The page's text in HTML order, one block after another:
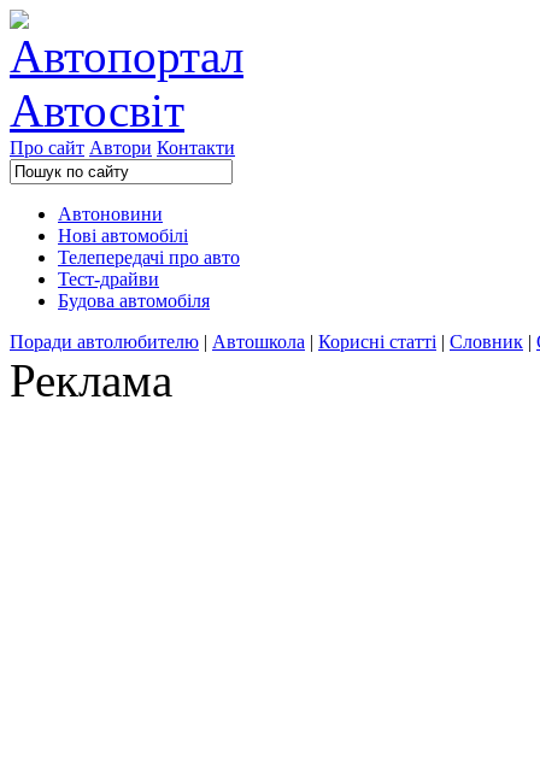
Про сайт Автори Контакти
Автоновини
Нові автомобілі
Телепередачі про авто
Тест-драйви
Будова автомобіля
Поради автолюбителю | Автошкола | Корисні статті | Словник |
Реклама